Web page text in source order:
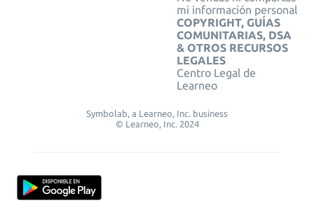
mi información personal
COPYRIGHT, GUÍAS
COMUNITARIAS, DSA
& OTROS RECURSOS
LEGALES
Centro Legal de
Learneo
Symbolab, a Learneo, Inc. business
© Learneo, Inc. 2024